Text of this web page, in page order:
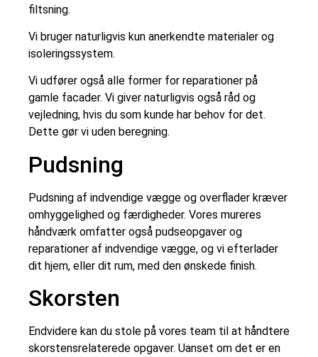
filtsning.
Vi bruger naturligvis kun anerkendte materialer og
isoleringssystem.
Vi udfører også alle former for reparationer på
gamle facader. Vi giver naturligvis også råd og
vejledning, hvis du som kunde har behov for det.
Dette gør vi uden beregning.
Pudsning
Pudsning af indvendige vægge og overflader kræver
omhyggelighed og færdigheder. Vores mureres
håndværk omfatter også pudseopgaver og
reparationer af indvendige vægge, og vi efterlader
dit hjem, eller dit rum, med den ønskede finish.
Skorsten
Endvidere kan du stole på vores team til at håndtere
skorstensrelaterede opgaver. Uanset om det er en